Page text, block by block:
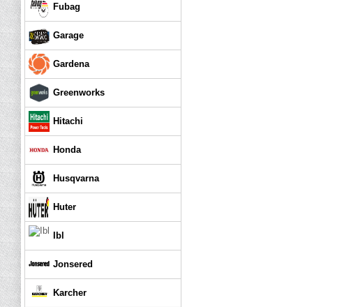
Fubag
Garage
Gardena
Greenworks
Hitachi
Honda
Husqvarna
Huter
Ibl
Jonsered
Karcher